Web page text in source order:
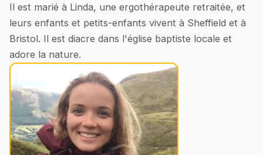
Il est marié à Linda, une ergothérapeute retraitée, et
leurs enfants et petits-enfants vivent à Sheffield et à
Bristol. Il est diacre dans l'église baptiste locale et
adore la nature.